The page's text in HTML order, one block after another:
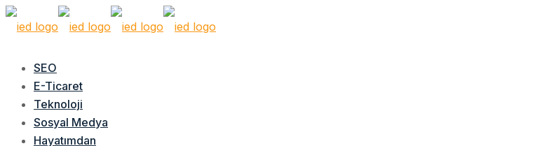
SEO
E-Ticaret
Teknoloji
Sosyal Medya
Hayatımdan